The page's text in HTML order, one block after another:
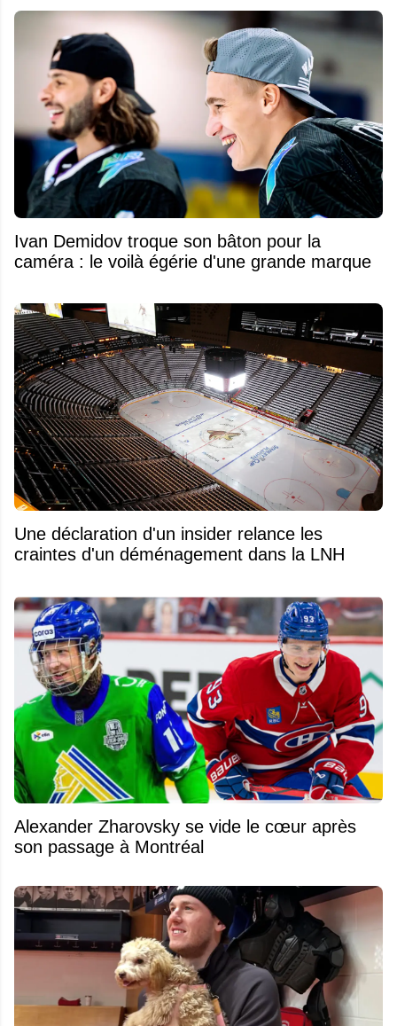
Ivan Demidov troque son bâton pour la
caméra : le voilà égérie d'une grande marque
Une déclaration d'un insider relance les
craintes d'un déménagement dans la LNH
Alexander Zharovsky se vide le cœur après
son passage à Montréal